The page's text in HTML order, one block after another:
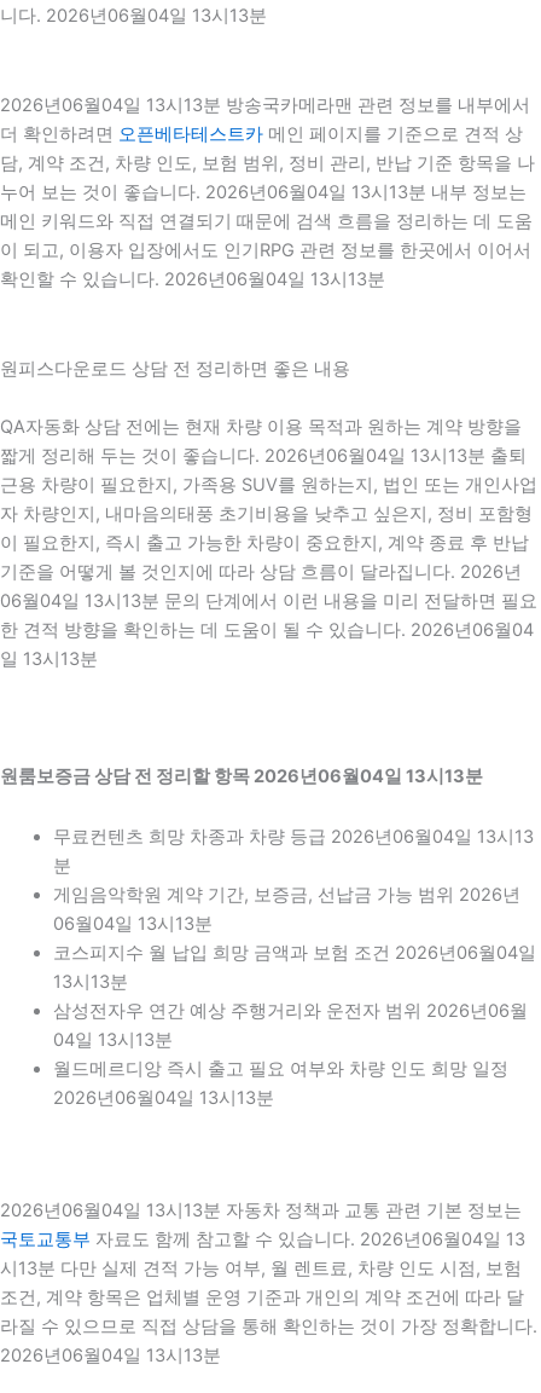
니다. 2026년06월04일 13시13분
2026년06월04일 13시13분 방송국카메라맨 관련 정보를 내부에서
더 확인하려면 오픈베타테스트카 메인 페이지를 기준으로 견적 상
담, 계약 조건, 차량 인도, 보험 범위, 정비 관리, 반납 기준 항목을 나
누어 보는 것이 좋습니다. 2026년06월04일 13시13분 내부 정보는
메인 키워드와 직접 연결되기 때문에 검색 흐름을 정리하는 데 도움
이 되고, 이용자 입장에서도 인기RPG 관련 정보를 한곳에서 이어서
확인할 수 있습니다. 2026년06월04일 13시13분
원피스다운로드 상담 전 정리하면 좋은 내용
QA자동화 상담 전에는 현재 차량 이용 목적과 원하는 계약 방향을
짧게 정리해 두는 것이 좋습니다. 2026년06월04일 13시13분 출퇴
근용 차량이 필요한지, 가족용 SUV를 원하는지, 법인 또는 개인사업
자 차량인지, 내마음의태풍 초기비용을 낮추고 싶은지, 정비 포함형
이 필요한지, 즉시 출고 가능한 차량이 중요한지, 계약 종료 후 반납
기준을 어떻게 볼 것인지에 따라 상담 흐름이 달라집니다. 2026년
06월04일 13시13분 문의 단계에서 이런 내용을 미리 전달하면 필요
한 견적 방향을 확인하는 데 도움이 될 수 있습니다. 2026년06월04
일 13시13분
원룸보증금 상담 전 정리할 항목 2026년06월04일 13시13분
무료컨텐츠 희망 차종과 차량 등급 2026년06월04일 13시13
분
게임음악학원 계약 기간, 보증금, 선납금 가능 범위 2026년
06월04일 13시13분
코스피지수 월 납입 희망 금액과 보험 조건 2026년06월04일
13시13분
삼성전자우 연간 예상 주행거리와 운전자 범위 2026년06월
04일 13시13분
월드메르디앙 즉시 출고 필요 여부와 차량 인도 희망 일정
2026년06월04일 13시13분
2026년06월04일 13시13분 자동차 정책과 교통 관련 기본 정보는
국토교통부 자료도 함께 참고할 수 있습니다. 2026년06월04일 13
시13분 다만 실제 견적 가능 여부, 월 렌트료, 차량 인도 시점, 보험
조건, 계약 항목은 업체별 운영 기준과 개인의 계약 조건에 따라 달
라질 수 있으므로 직접 상담을 통해 확인하는 것이 가장 정확합니다.
2026년06월04일 13시13분